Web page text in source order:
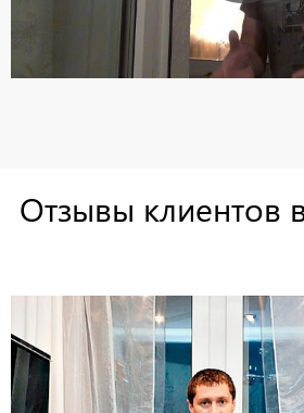
Отзывы клиентов